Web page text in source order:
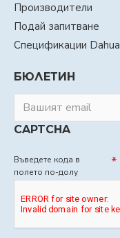
Производители
Подай запитване
Спецификации Dahua
БЮЛЕТИН
CAPTCHA
Въведете кода в
полето по-долу